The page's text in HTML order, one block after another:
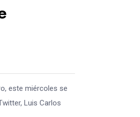
este miércoles se
Luis Carlos